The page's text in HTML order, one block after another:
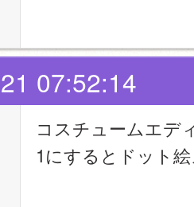
07:52:14
コスチュームエデ
1にするとドット